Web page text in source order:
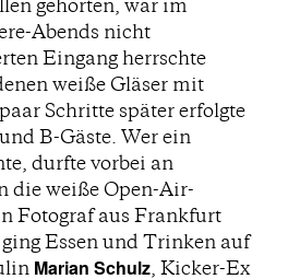
gehörten, war im
Abends nicht
Eingang herrschte
weiße Gläser mit
Schritte später erfolgte
B-Gäste. Wer ein
durfte vorbei an
die weiße Open-Air-
Fotograf aus Frankfurt
Essen und Trinken auf
Marian Schulz, Kicker-Ex